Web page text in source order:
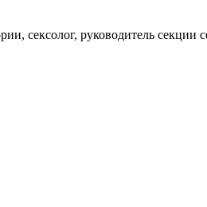
сексолог, руководитель